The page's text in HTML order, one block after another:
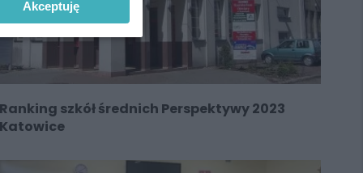
Ranking szkół średnich Perspektywy 2023
Katowice
Akceptuję